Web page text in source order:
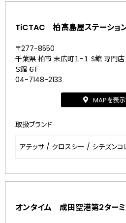
TiCTAC 柏高島屋ステーショ
〒277-8550
千葉県 柏市 末広町１−１ S館 専門
Ｓ館 ６Ｆ
04-7148-2133
MAPを表示
取扱ブランド
アテッサ / クロスシー / シチズンコ
オンタイム 成田空港第2ター